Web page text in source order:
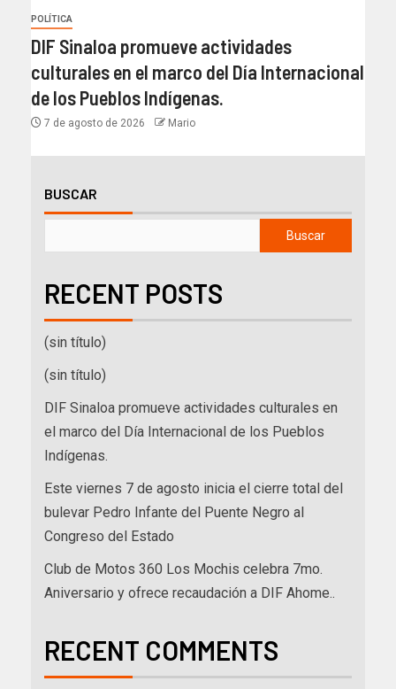
POLÍTICA
DIF Sinaloa promueve actividades
culturales en el marco del Día Internacional
de los Pueblos Indígenas.
7 de agosto de 2026 Mario
BUSCAR
Buscar
RECENT POSTS
(sin título)
(sin título)
DIF Sinaloa promueve actividades culturales en
el marco del Día Internacional de los Pueblos
Indígenas.
Este viernes 7 de agosto inicia el cierre total del
bulevar Pedro Infante del Puente Negro al
Congreso del Estado
Club de Motos 360 Los Mochis celebra 7mo.
Aniversario y ofrece recaudación a DIF Ahome..
RECENT COMMENTS